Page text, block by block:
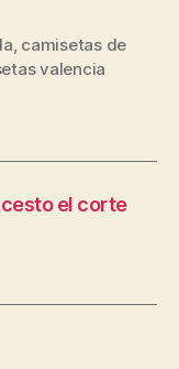
camisetas de
valencia
el corte